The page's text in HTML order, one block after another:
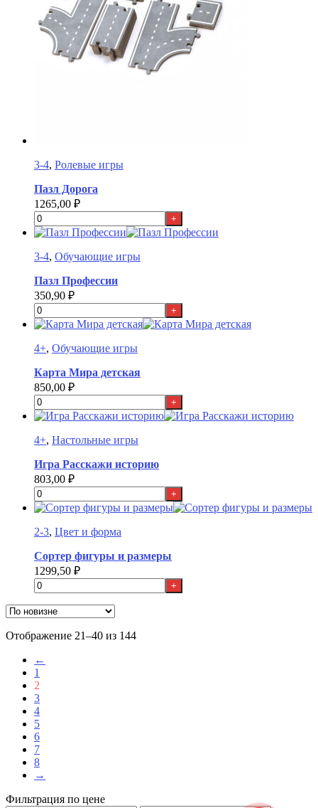
3-4, Ролевые игры
Пазл Дорога
1265,00 ₽
+
3-4, Обучающие игры
Пазл Профессии
350,90 ₽
+
4+, Обучающие игры
Карта Мира детская
850,00 ₽
+
4+, Настольные игры
Игра Расскажи историю
803,00 ₽
+
2-3, Цвет и форма
Сортер фигуры и размеры
1299,50 ₽
+
Отображение 21–40 из 144Сортировка:
←
1
2
3
4
5
6
7
8
→
Фильтрация по цене